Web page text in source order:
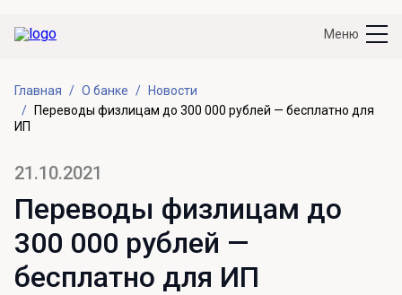
Меню
Главная О банке
Новости
Переводы физлицам до 300 000 рублей — бесплатно для
ИП
21.10.2021
Переводы физлицам до
300 000 рублей —
бесплатно для ИП